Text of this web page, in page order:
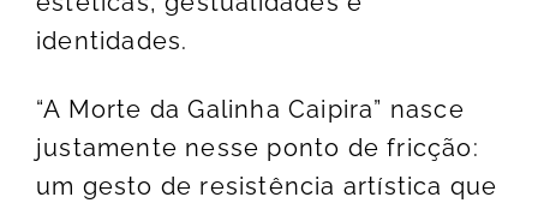
identidades.
“A Morte da Galinha Caipira” nasce
justamente nesse ponto de fricção:
um gesto de resistência artística que